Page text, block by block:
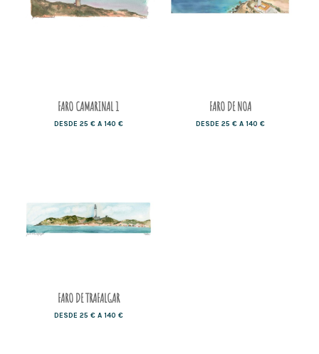
FARO CAMARINAL 1
DESDE 25 € A 140 €
FARO DE NOA
DESDE 25 € A 140 €
FARO DE TRAFALGAR
DESDE 25 € A 140 €